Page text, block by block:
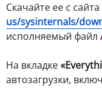
Скачайте ее с сайта
us/sysinternals/
исполняемый файл
На вкладке
автозагрузки,